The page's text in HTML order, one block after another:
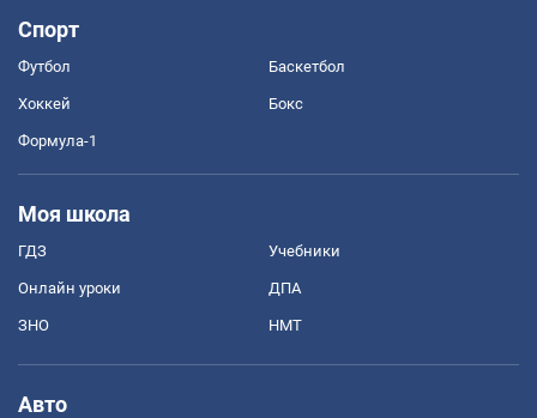
Спорт
Футбол Баскетбол
Хоккей Бокс
Формула-1
Моя школа
ГДЗ Учебники
Онлайн уроки ДПА
ЗНО НМТ
Авто